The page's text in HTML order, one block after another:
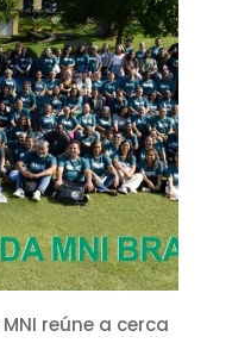
reúne a cerca